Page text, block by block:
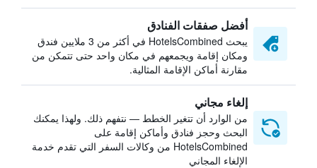
أفضل صفقات الفنادق
يبحث HotelsCombined في أكثر من 3 ملايين فندق
ومكان إقامة ويجمعهم في مكان واحد حتى تتمكن من
مقارنة أماكن الإقامة المثالية.
إلغاء مجاني
من الوارد أن تتغير الخطط — نتفهم ذلك. ولهذا يمكنك
البحث وحجز فنادق وأماكن إقامة على
HotelsCombined من وكالات السفر التي تقدم خدمة
الإلغاء المجاني